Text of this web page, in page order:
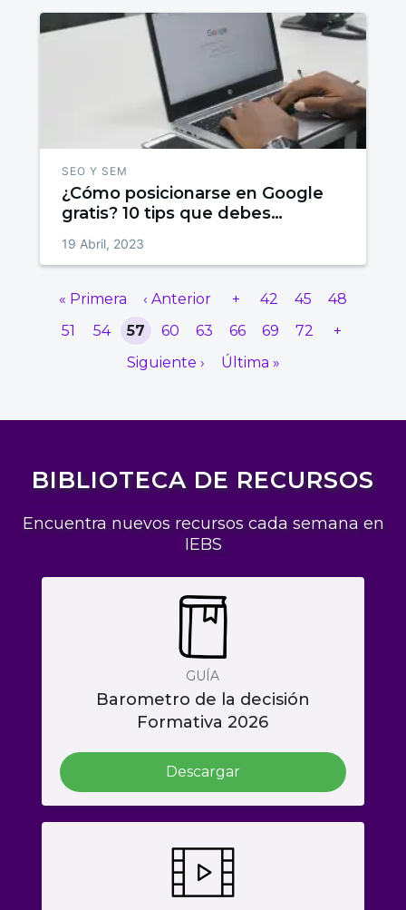
SEO Y SEM
¿Cómo posicionarse en Google
gratis? 10 tips que debes
19 Abril, 2023
« Primera ‹ Anterior + 42 45
48
51
54 57 60 63 66 69 72
+
Siguiente ›
Última »
BIBLIOTECA DE RECURSOS
Encuentra nuevos recursos cada semana en
IEBS
GUÍA
Barometro de la decisión
Formativa 2026
Descargar